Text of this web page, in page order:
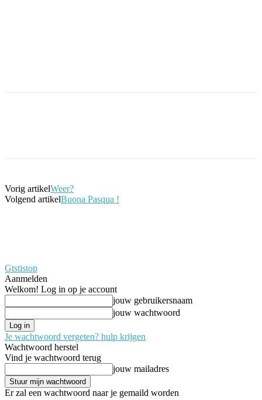
Vorig artikelWeer?
Volgend artikelBuona Pasqua !
Gtstistop
Aanmelden
Welkom! Log in op je account
jouw gebruikersnaam
jouw wachtwoord
Je wachtwoord vergeten? hulp krijgen
Wachtwoord herstel
Vind je wachtwoord terug
jouw mailadres
Er zal een wachtwoord naar je gemaild worden